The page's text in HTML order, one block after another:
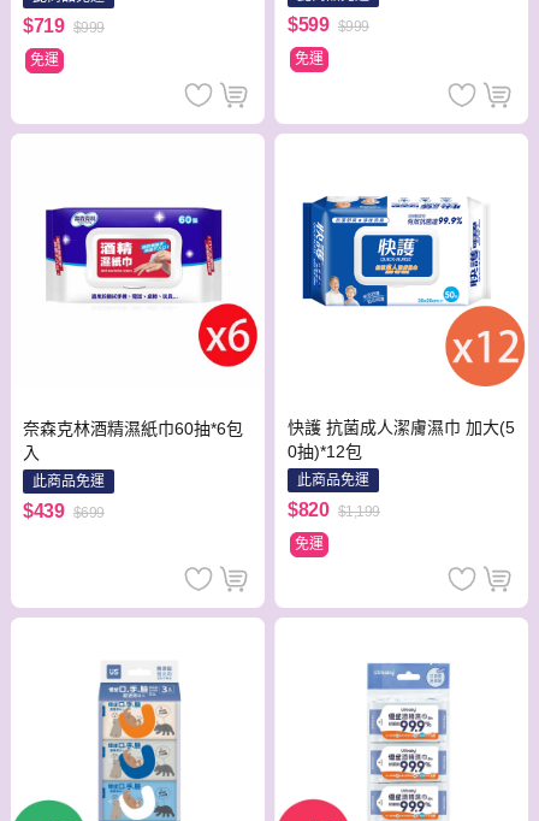
$719 $999
免運
$599 $999
免運
奈森克林酒精濕紙巾60抽*6包
入
此商品免運
$439 $699
快護 抗菌成人潔膚濕巾 加大(5
0抽)*12包
此商品免運
$820 $1,199
免運